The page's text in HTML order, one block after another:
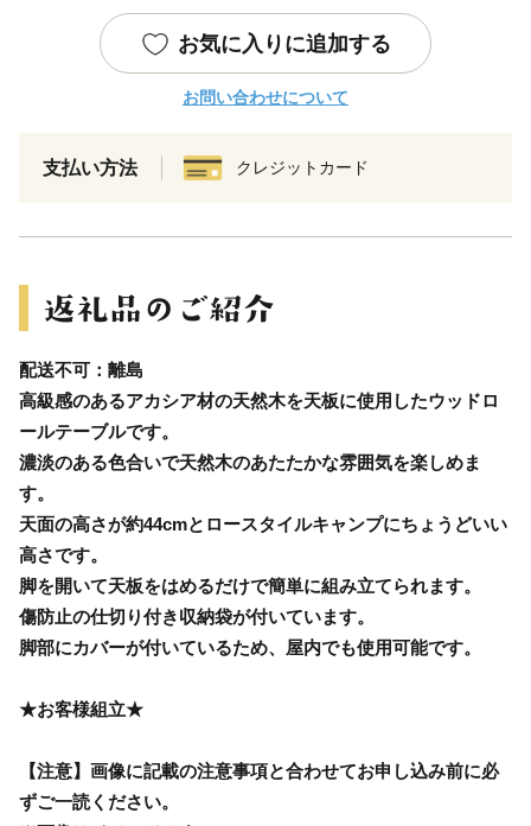
お気に入りに追加する
お問い合わせについて
支払い方法 クレジットカード
配送不可：離島
高級感のあるアカシア材の天然木を天板に使用したウッドロ
ールテーブルです。
濃淡のある色合いで天然木のあたたかな雰囲気を楽しめま
す。
天面の高さが約44cmとロースタイルキャンプにちょうどいい
高さです。
脚を開いて天板をはめるだけで簡単に組み立てられます。
傷防止の仕切り付き収納袋が付いています。
脚部にカバーが付いているため、屋内でも使用可能です。
★お客様組立★
【注意】画像に記載の注意事項と合わせてお申し込み前に必
ずご一読ください。